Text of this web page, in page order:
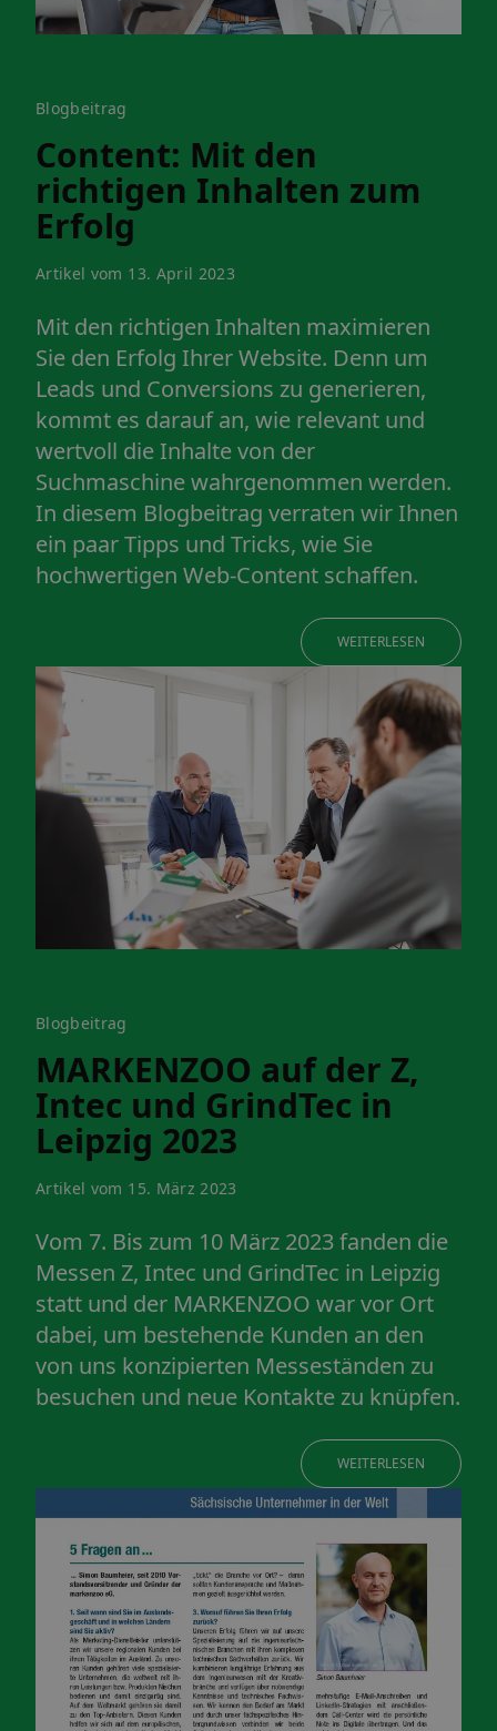
Blogbeitrag
Content: Mit den
richtigen Inhalten zum
Erfolg
Artikel vom 13. April 2023
Mit den richtigen Inhalten maximieren
Sie den Erfolg Ihrer Website. Denn um
Leads und Conversions zu generieren,
kommt es darauf an, wie relevant und
wertvoll die Inhalte von der
Suchmaschine wahrgenommen werden.
In diesem Blogbeitrag verraten wir Ihnen
ein paar Tipps und Tricks, wie Sie
hochwertigen Web-Content schaffen.
WEITERLESEN
Blogbeitrag
MARKENZOO auf der Z,
Intec und GrindTec in
Leipzig 2023
Artikel vom 15. März 2023
Vom 7. Bis zum 10 März 2023 fanden die
Messen Z, Intec und GrindTec in Leipzig
statt und der MARKENZOO war vor Ort
dabei, um bestehende Kunden an den
von uns konzipierten Messeständen zu
besuchen und neue Kontakte zu knüpfen.
WEITERLESEN